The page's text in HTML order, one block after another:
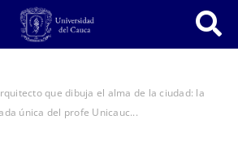
que dibuja el alma de la ciudad: la
única del profe Unicauc...